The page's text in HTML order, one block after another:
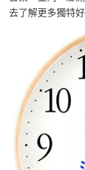
去了解更多獨特好